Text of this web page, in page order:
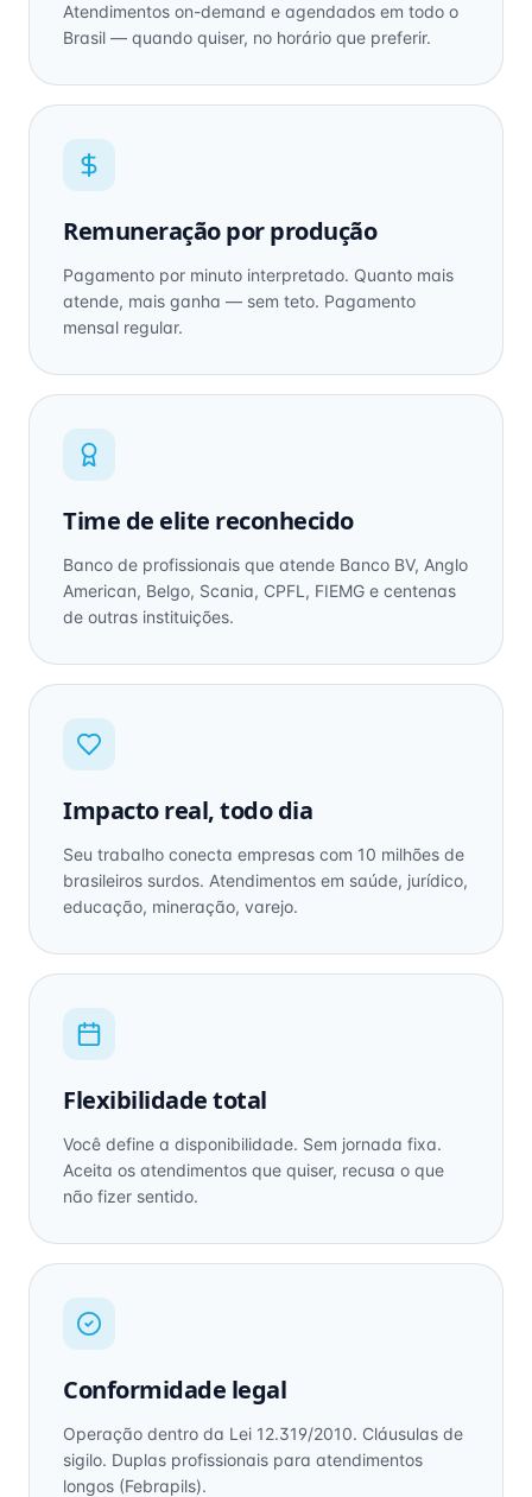
Atendimentos on-demand e agendados em todo o
Brasil — quando quiser, no horário que preferir.
Remuneração por produção
Pagamento por minuto interpretado. Quanto mais
atende, mais ganha — sem teto. Pagamento
mensal regular.
Time de elite reconhecido
Banco de profissionais que atende Banco BV, Anglo
American, Belgo, Scania, CPFL, FIEMG e centenas
de outras instituições.
Impacto real, todo dia
Seu trabalho conecta empresas com 10 milhões de
brasileiros surdos. Atendimentos em saúde, jurídico,
educação, mineração, varejo.
Flexibilidade total
Você define a disponibilidade. Sem jornada fixa.
Aceita os atendimentos que quiser, recusa o que
não fizer sentido.
Conformidade legal
Operação dentro da Lei 12.319/2010. Cláusulas de
sigilo. Duplas profissionais para atendimentos
longos (Febrapils).